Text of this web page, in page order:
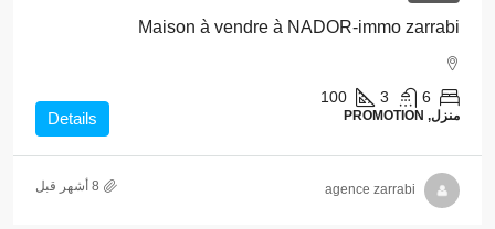
Maison à vendre à NADOR-immo zarrabi
6
3
100
منزل, PROMOTION Details
agence zarrabi